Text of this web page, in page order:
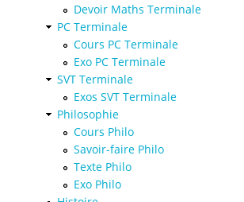
Devoir Maths Terminale
PC Terminale
Cours PC Terminale
Exo PC Terminale
SVT Terminale
Exos SVT Terminale
Philosophie
Cours Philo
Savoir-faire Philo
Texte Philo
Exo Philo